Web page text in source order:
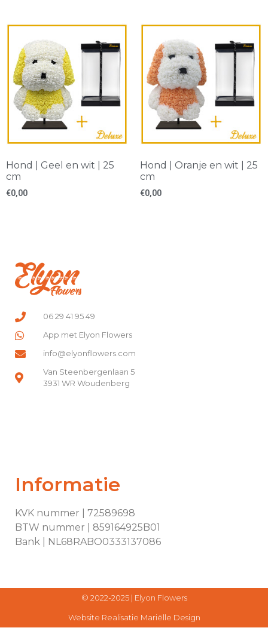
Hond | Geel en wit | 25
cm
€0,00
Hond | Oranje en wit | 25
cm
€0,00
06 29 41 95 49
App met Elyon Flowers
info@elyonflowers.com
Van Steenbergenlaan 5
3931 WR Woudenberg
Informatie
KVK nummer | 72589698
BTW nummer | 859164925B01
Bank | NL68RABO0333137086
© 2022-2025 | Elyon Flowers
Website Realisatie Mariëlle Design